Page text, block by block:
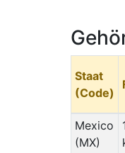
Staat
(Code)
Mexico
(MX)